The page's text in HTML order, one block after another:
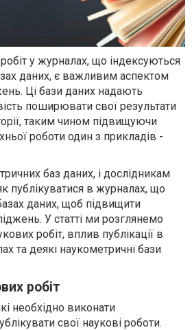
у журналах, що індексуються
даних, є важливим аспектом
Ці бази даних надають
поширювати свої результати
таким чином підвищуючи
роботи один з прикладів -
баз даних, і дослідникам
публікуватися в журналах, що
даних, щоб підвищити
У статті ми розглянемо
робіт, вплив публікації в
та деякі наукометричні бази
робіт
необхідно виконати
свої наукові роботи.